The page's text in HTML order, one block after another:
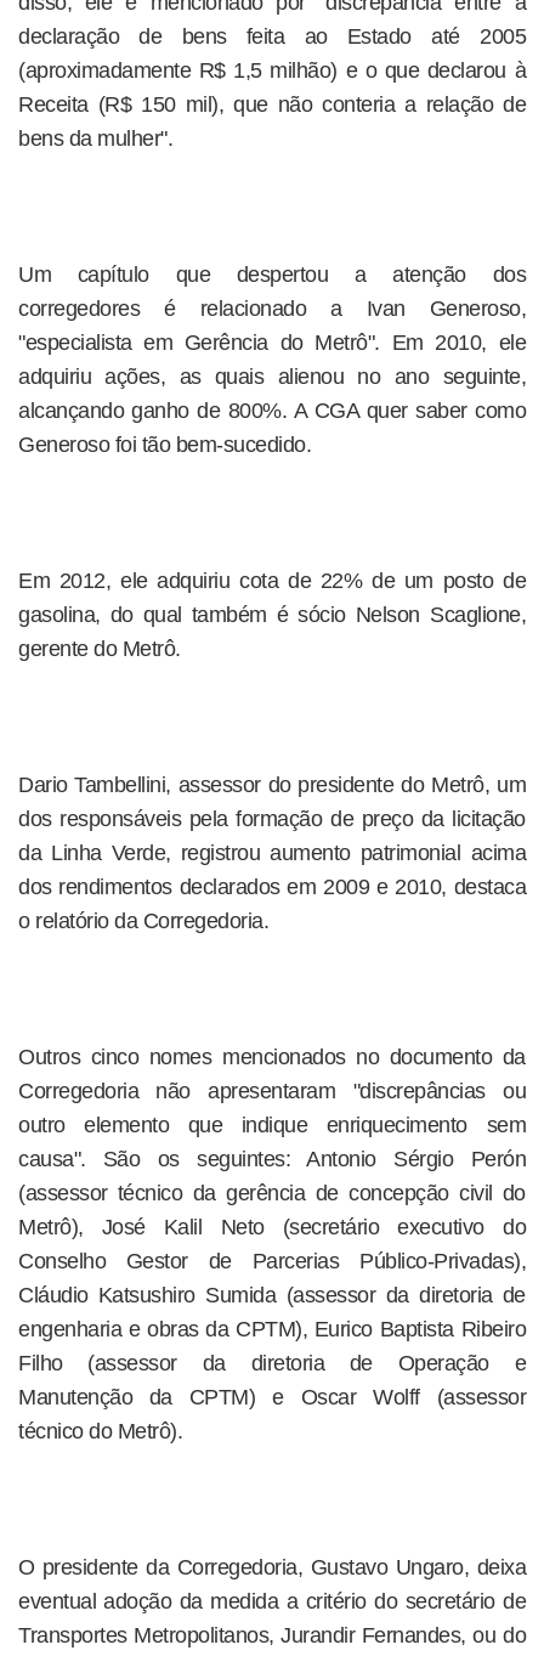
declaração de bens feita ao Estado até 2005
(aproximadamente R$ 1,5 milhão) e o que declarou à
Receita (R$ 150 mil), que não conteria a relação de
bens da mulher".
Um capítulo que despertou a atenção dos
corregedores é relacionado a Ivan Generoso,
"especialista em Gerência do Metrô". Em 2010, ele
adquiriu ações, as quais alienou no ano seguinte,
alcançando ganho de 800%. A CGA quer saber como
Generoso foi tão bem-sucedido.
Em 2012, ele adquiriu cota de 22% de um posto de
gasolina, do qual também é sócio Nelson Scaglione,
gerente do Metrô.
Dario Tambellini, assessor do presidente do Metrô, um
dos responsáveis pela formação de preço da licitação
da Linha Verde, registrou aumento patrimonial acima
dos rendimentos declarados em 2009 e 2010, destaca
o relatório da Corregedoria.
Outros cinco nomes mencionados no documento da
Corregedoria não apresentaram "discrepâncias ou
outro elemento que indique enriquecimento sem
causa". São os seguintes: Antonio Sérgio Perón
(assessor técnico da gerência de concepção civil do
Metrô), José Kalil Neto (secretário executivo do
Conselho Gestor de Parcerias Público-Privadas),
Cláudio Katsushiro Sumida (assessor da diretoria de
engenharia e obras da CPTM), Eurico Baptista Ribeiro
Filho (assessor da diretoria de Operação e
Manutenção da CPTM) e Oscar Wolff (assessor
técnico do Metrô).
O presidente da Corregedoria, Gustavo Ungaro, deixa
eventual adoção da medida a critério do secretário de
Transportes Metropolitanos, Jurandir Fernandes, ou do